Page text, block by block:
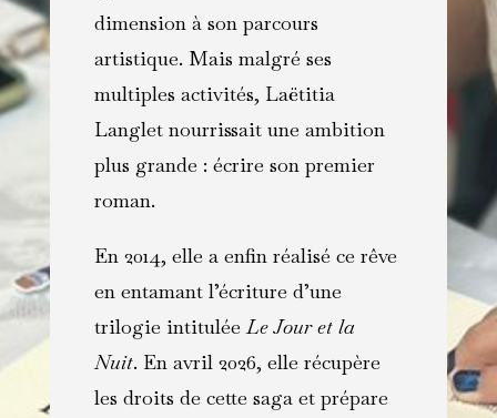
dimension à son parcours
artistique. Mais malgré ses
multiples activités, Laëtitia
Langlet nourrissait une ambition
plus grande : écrire son premier
roman.
En 2014, elle a enfin réalisé ce rêve
en entamant l’écriture d’une
trilogie intituléeLe Jour et la
Nuit. En avril 2026, elle récupère
les droits de cette saga et prépare